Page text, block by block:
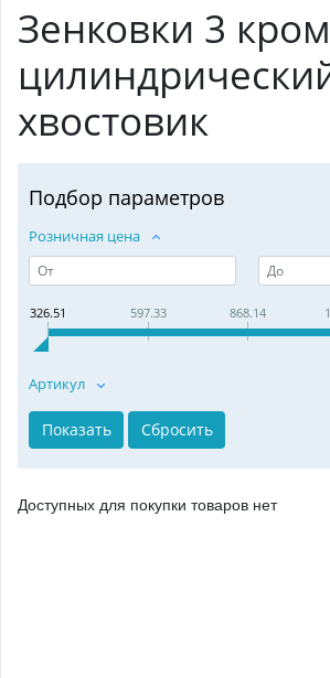
Зенковки 3
хвостовик
Подбор параметров
Розничная цена
326.51 597.33 868.14
Артикул
Доступных для покупки товаров нет